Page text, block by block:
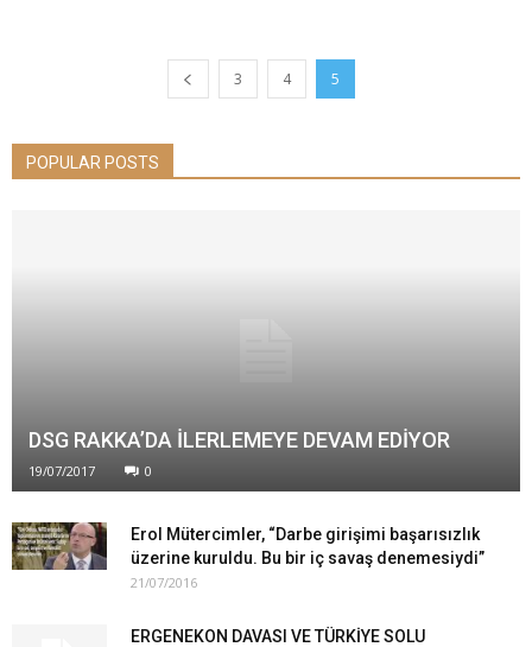
3 4 5
POPULAR POSTS
DSG RAKKA’DA İLERLEMEYE DEVAM EDİYOR
19/07/2017 0
Erol Mütercimler, “Darbe girişimi başarısızlık
üzerine kuruldu. Bu bir iç savaş denemesiydi”
21/07/2016
ERGENEKON DAVASI VE TÜRKİYE SOLU